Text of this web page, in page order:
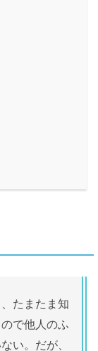
たまたま知
で他人のふ
い。だが、